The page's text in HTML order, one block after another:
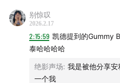
别惊叹
2026.2.17
2:15:59 凯德提到的Gummy
泰哈哈哈哈
绝影声场: 我是被他分享
一个我